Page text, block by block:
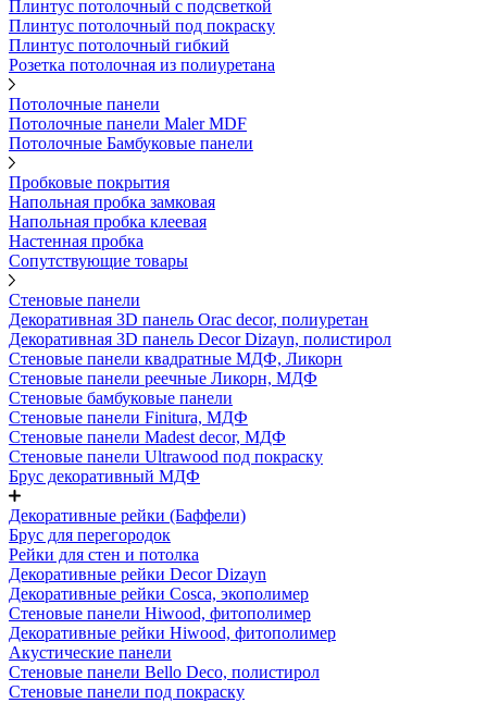
Плинтус потолочный с подсветкой
Плинтус потолочный под покраску
Плинтус потолочный гибкий
Розетка потолочная из полиуретана
Потолочные панели
Потолочные панели Maler MDF
Потолочные Бамбуковые панели
Пробковые покрытия
Напольная пробка замковая
Напольная пробка клеевая
Настенная пробка
Сопутствующие товары
Стеновые панели
Декоративная 3D панель Orac decor, полиуретан
Декоративная 3D панель Decor Dizayn, полистирол
Стеновые панели квадратные МДФ, Ликорн
Стеновые панели реечные Ликорн, МДФ
Стеновые бамбуковые панели
Стеновые панели Finitura, МДФ
Стеновые панели Madest decor, МДФ
Стеновые панели Ultrawood под покраску
Брус декоративный МДФ
Декоративные рейки (Баффели)
Брус для перегородок
Рейки для стен и потолка
Декоративные рейки Decor Dizayn
Декоративные рейки Cosca, экополимер
Стеновые панели Hiwood, фитополимер
Декоративные рейки Hiwood, фитополимер
Акустические панели
Стеновые панели Bello Deco, полистирол
Стеновые панели под покраску